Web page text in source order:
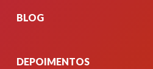
BLOG
DEPOIMENTOS